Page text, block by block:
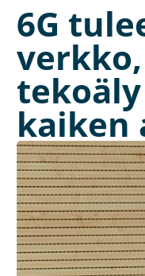
6G
kaiken